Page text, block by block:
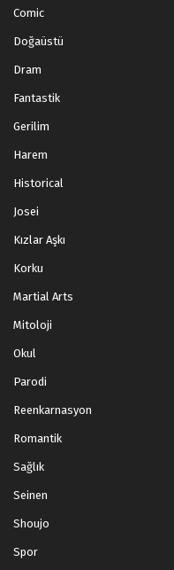
Comic
Doğaüstü
Dram
Fantastik
Gerilim
Harem
Historical
Josei
Kızlar Aşkı
Korku
Martial Arts
Mitoloji
Okul
Parodi
Reenkarnasyon
Romantik
Sağlık
Seinen
Shoujo
Spor